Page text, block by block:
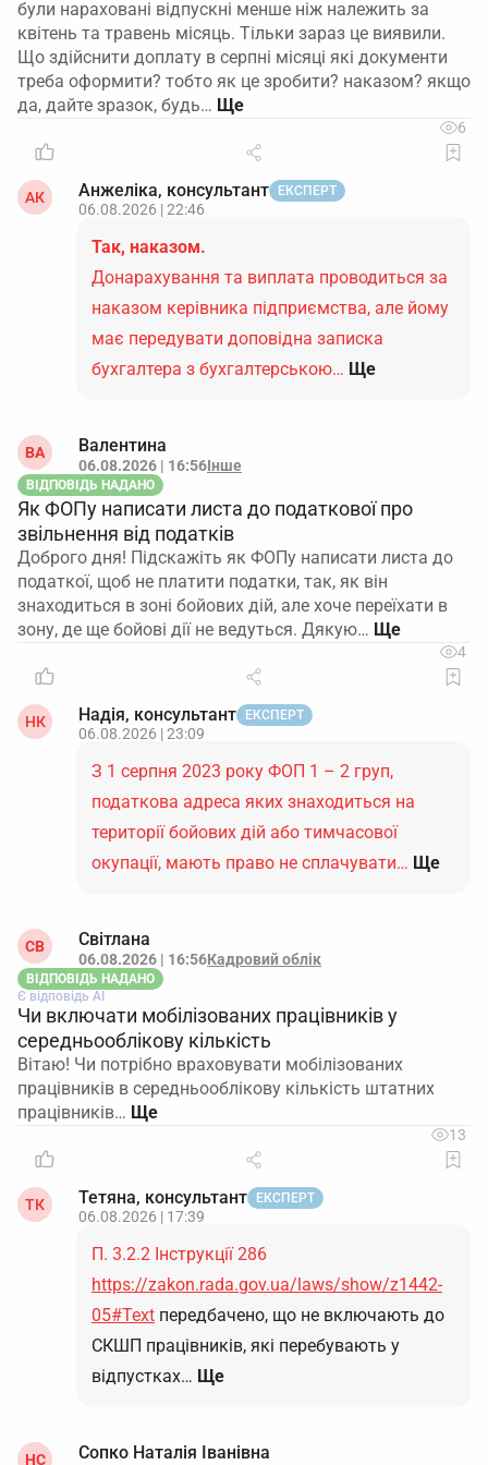
були нараховані відпускні менше ніж належить за
квітень та травень місяць. Тільки зараз це виявили.
Що здійснити доплату в серпні місяці які документи
треба оформити? тобто як це зробити? наказом? якщо
да, дайте зразок, будь…
6
АК Анжеліка, консультант ЕКСПЕРТ
06.08.2026 | 22:46
Так, наказом.
Донарахування та виплата проводиться за
наказом керівника підприємства, але йому
має передувати доповідна записка
бухгалтера з бухгалтерською… Ще
ВА Валентина
06.08.2026 | 16:56Інше
ВІДПОВІДЬ НАДАНО
Як ФОПу написати листа до податкової про
звільнення від податків
Доброго дня! Підскажіть як ФОПу написати листа до
податкої, щоб не платити податки, так, як він
знаходиться в зоні бойових дій, але хоче переїхати в
зону, де ще бойові дії не ведуться. Дякую…
4
НК Надія, консультант ЕКСПЕРТ
06.08.2026 | 23:09
З 1 серпня 2023 року ФОП 1 – 2 груп,
податкова адреса яких знаходиться на
території бойових дій або тимчасової
окупації, мають право не сплачувати… Ще
СВ Світлана
06.08.2026 | 16:56Кадровий облік
ВІДПОВІДЬ НАДАНО
Є відповідь АІ
Чи включати мобілізованих працівників у
середньооблікову кількість
Вітаю! Чи потрібно враховувати мобілізованих
працівників в середньооблікову кількість штатних
працівників…
13
ТК Тетяна, консультант ЕКСПЕРТ
06.08.2026 | 17:39
П. 3.2.2 Інструкції 286
https://zakon.rada.gov.ua/laws/show/z1442-
05#Text передбачено, що не включають до
СКШП працівників, які перебувають у
відпустках… Ще
НС Сопко Наталія Іванівна